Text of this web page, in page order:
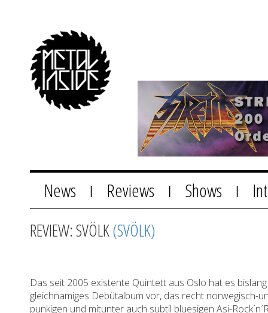
News Reviews Shows
REVIEW: SVÖLK(SVÖLK)
Das seit 2005 existente Quintett aus Oslo hat es
gleichnamiges Debütalbum vor, das recht
punkigen und mitunter auch subtil bluesigen Asi-